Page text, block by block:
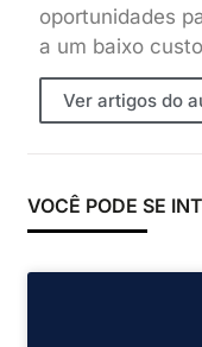
oportunidades
a um baixo
Ver artigos do
VOCÊ PODE SE